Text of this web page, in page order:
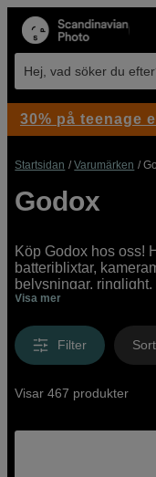
Hej, vad söker du
Startsidan Varumärken
Godox
Köp Godox hos oss!
batteriblixtar,
belysningar,
ljusformare som
för alla fotografer,
location.
Visa mer
Filter
Visar 467 produkter
30% på teenage